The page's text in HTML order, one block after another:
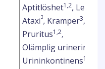
Aptitlöshet1,2, Letargi
Ataxi3, Kramper3,
Pruritus1,2,
Olämplig urinering
Urininkontinens1,2